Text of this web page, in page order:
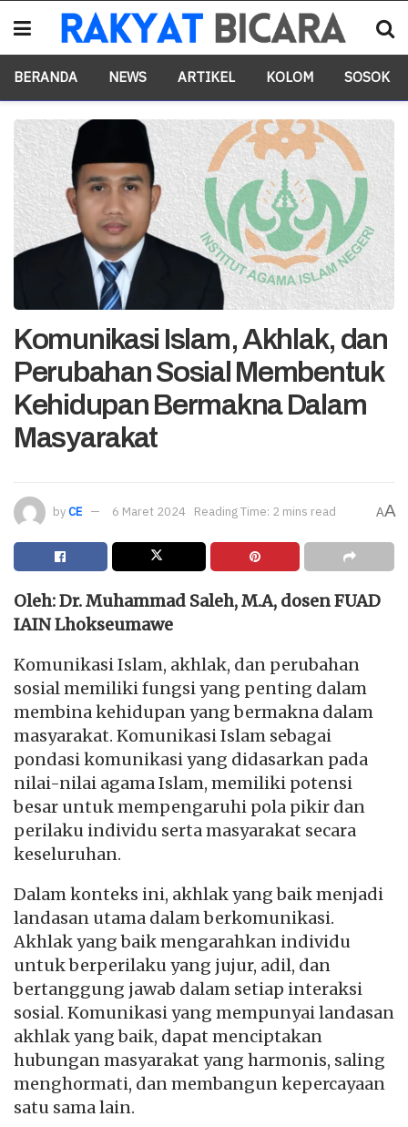
BERANDA NEWS ARTIKEL KOLOM SOSOK
Komunikasi Islam, Akhlak, dan
Perubahan Sosial Membentuk
Kehidupan Bermakna Dalam
Masyarakat
byCE 6 Maret 2024 Reading Time: 2 mins read AA
Oleh: Dr. Muhammad Saleh, M.A, dosen FUAD
IAIN Lhokseumawe
Komunikasi Islam, akhlak, dan perubahan
sosial memiliki fungsi yang penting dalam
membina kehidupan yang bermakna dalam
masyarakat. Komunikasi Islam sebagai
pondasi komunikasi yang didasarkan pada
nilai-nilai agama Islam, memiliki potensi
besar untuk mempengaruhi pola pikir dan
perilaku individu serta masyarakat secara
keseluruhan.
Dalam konteks ini, akhlak yang baik menjadi
landasan utama dalam berkomunikasi.
Akhlak yang baik mengarahkan individu
untuk berperilaku yang jujur, adil, dan
bertanggung jawab dalam setiap interaksi
sosial. Komunikasi yang mempunyai landasan
akhlak yang baik, dapat menciptakan
hubungan masyarakat yang harmonis, saling
menghormati, dan membangun kepercayaan
satu sama lain.